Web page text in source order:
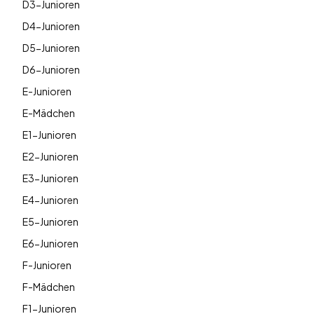
D3-Junioren
D4-Junioren
D5-Junioren
D6-Junioren
E-Junioren
E-Mädchen
E1-Junioren
E2-Junioren
E3-Junioren
E4-Junioren
E5-Junioren
E6-Junioren
F-Junioren
F-Mädchen
F1-Junioren